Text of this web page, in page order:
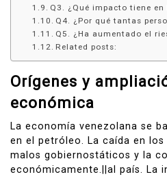
Q3. ¿Qué impacto tiene en
Q4. ¿Por qué tantas
Q5. ¿Ha aumentado el
Related posts:
Orígenes y
económica
La economía venezolana se
en el petróleo. La caída en
malos gobiernostáticos y la
económicamente.||al país. La